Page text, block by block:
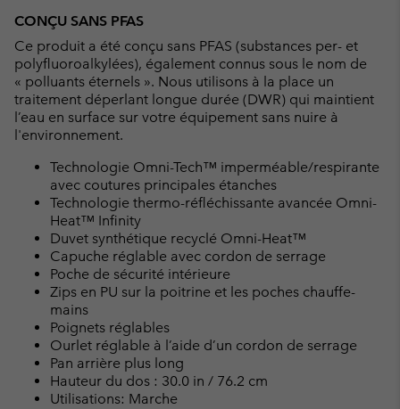
CONÇU SANS PFAS
Ce produit a été conçu sans PFAS (substances per- et
polyfluoroalkylées), également connus sous le nom de
« polluants éternels ». Nous utilisons à la place un
traitement déperlant longue durée (DWR) qui maintient
l’eau en surface sur votre équipement sans nuire à
l'environnement.
Technologie Omni-Tech™ imperméable/respirante
avec coutures principales étanches
Technologie thermo-réfléchissante avancée Omni-
Heat™ Infinity
Duvet synthétique recyclé Omni-Heat™
Capuche réglable avec cordon de serrage
Poche de sécurité intérieure
Zips en PU sur la poitrine et les poches chauffe-
mains
Poignets réglables
Ourlet réglable à l’aide d’un cordon de serrage
Pan arrière plus long
Hauteur du dos : 30.0 in / 76.2 cm
Utilisations: Marche